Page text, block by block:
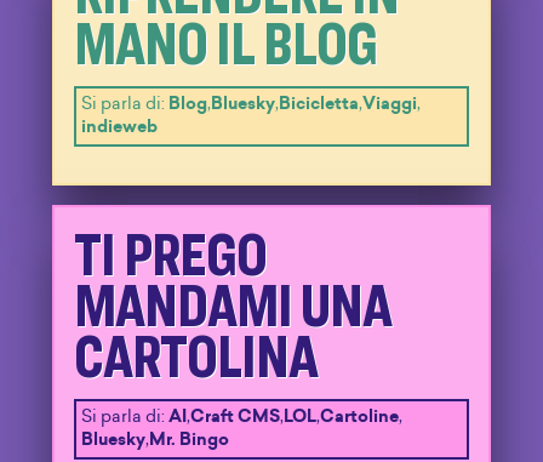
MANO IL BLOG
Si parla di: Blog,Bluesky,Bicicletta,Viaggi,
indieweb
TI PREGO
MANDAMI UNA
CARTOLINA
Si parla di: AI ,Craft CMS,LOL,Cartoline,
Bluesky,Mr. Bingo